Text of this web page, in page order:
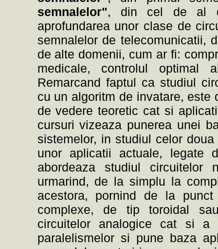
semnalelor", din cel de al
aprofundarea unor clase de
semnalelor de telecomunicatii,
de alte domenii, cum ar fi:
medicale, controlul optimal
Remarcand faptul ca studiul
cu un algoritm de invatare, este
de vedere teoretic cat si
cursuri vizeaza punerea unei
sistemelor, in studiul celor
unor aplicatii actuale, legate
abordeaza studiul
urmarind, de la simplu la
acestora, pornind de la
complexe, de tip toroidal
circuitelor analogice cat si a
paralelismelor si pune baza